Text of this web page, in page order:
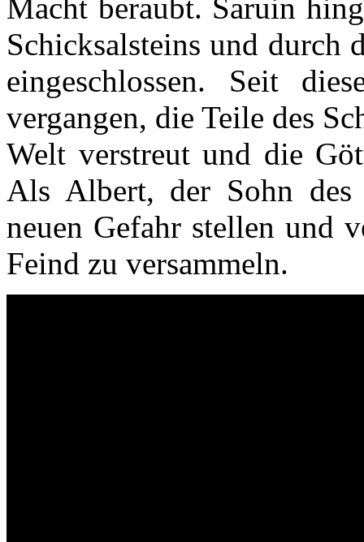
Macht beraubt. Saruin
Schicksalsteins und durch
eingeschlossen. Seit
vergangen, die Teile des
Welt verstreut und die
Als Albert, der Sohn
neuen Gefahr stellen und
Feind zu versammeln.